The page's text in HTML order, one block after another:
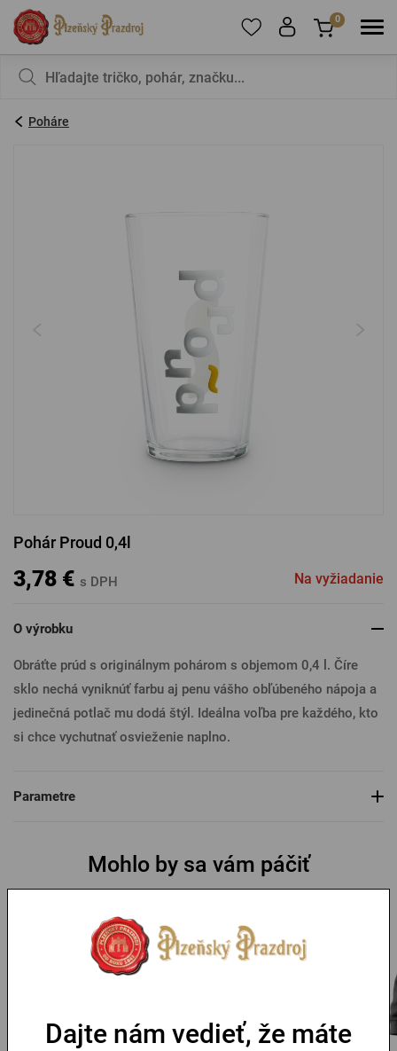
sa
PRIHLÁSIŤ SA
Nová registrácia
PRIHLÁSENIE CEZ FACEBOOK
0
Poháre
Pohár Proud 0,4l
3,78 € s DPH Na vyžiadanie
O výrobku
Obráťte prúd s originálnym pohárom s objemom 0,4 l. Číre
sklo nechá vyniknúť farbu aj penu vášho obľúbeného nápoja a
jedinečná potlač mu dodá štýl. Ideálna voľba pre každého, kto
si chce vychutnať osvieženie naplno.
Parametre
Mohlo by sa vám páčiť
Dajte nám vedieť, že máte